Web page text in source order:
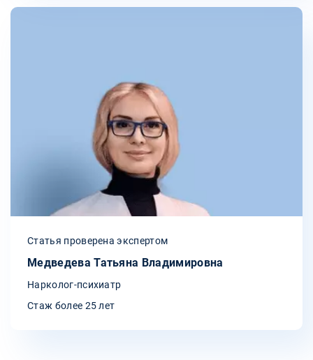
Статья проверена экспертом
Медведева Татьяна Владимировна
Нарколог-психиатр
Стаж более 25 лет